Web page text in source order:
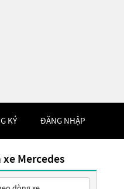
KÝ ĐĂNG NHẬP
Mercedes